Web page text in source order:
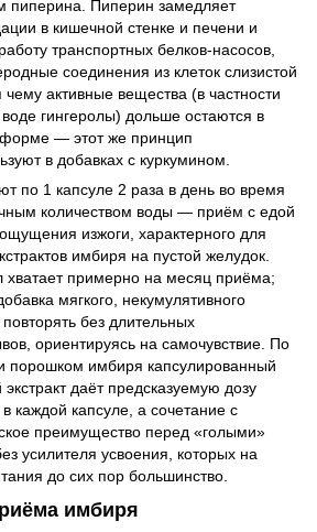
пиперина. Пиперин замедляет
в кишечной стенке и печени и
транспортных белков-насосов,
соединения из клеток слизистой
активные вещества (в частности
гингеролы) дольше остаются в
форме — этот же принцип
в добавках с куркумином.
по 1 капсуле 2 раза в день во время
количеством воды — приём с едой
изжоги, характерного для
имбиря на пустой желудок.
хватает примерно на месяц приёма;
мягкого, некумулятивного
без длительных
ориентируясь на самочувствие. По
порошком имбиря капсулированный
даёт предсказуемую дозу
каждой капсуле, а сочетание с
преимущество перед «голыми»
усилителя усвоения, которых на
до сих пор большинство.
имбиря